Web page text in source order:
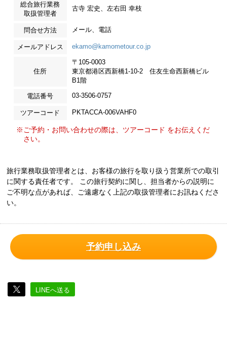
総合旅行業務
取扱管理者
古寺 宏史、左右田 幸枝
問合せ方法 メール、電話
メールアドレス ekamo@kamometour.co.jp
住所
〒105-0003
東京都港区西新橋1-10-2 住友生命西新橋ビル
B1階
電話番号 03-3506-0757
ツアーコード PKTACCA-006VAHF0
※ご予約・お問い合わせの際は、ツアーコード をお伝えくだ
さい。
旅行業務取扱管理者とは、お客様の旅行を取り扱う営業所での取引
に関する責任者です。 この旅行契約に関し、担当者からの説明に
ご不明な点があれば、ご遠慮なく上記の取扱管理者にお訊ねくださ
い。
予約申し込み
LINEへ送る